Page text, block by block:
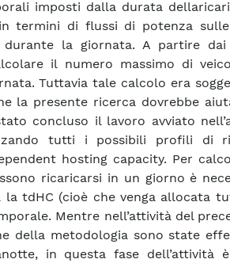
imposti dalla durata
termini di flussi di potenza
la giornata. A partire dai
il numero massimo di
Tuttavia tale calcolo era
la presente ricerca dovrebbe
concluso il lavoro avviato
tutti i possibili profili di
hosting capacity. Per
ricaricarsi in un giorno è
la tdHC (cioè che venga allocata
Mentre nell’attività del
della metodologia sono state
in questa fase dell’attività